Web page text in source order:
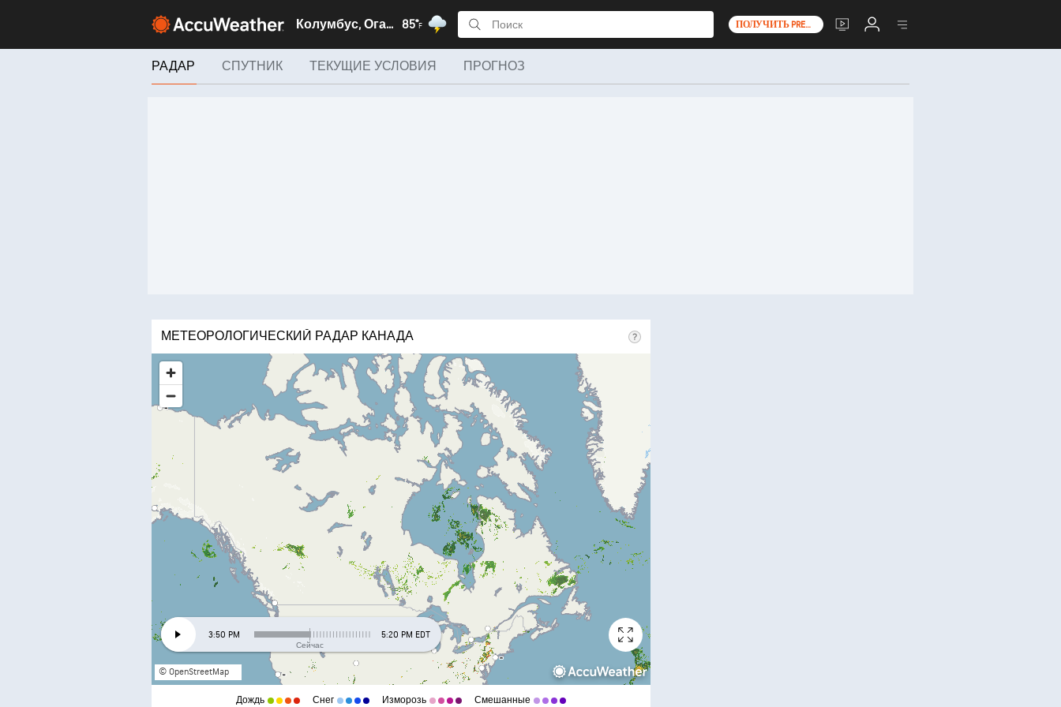
Колумбус, Огайо 85°F ПОЛУЧИТЬ PREMIUM+
РАДАР СПУТНИК ТЕКУЩИЕ УСЛОВИЯ ПРОГНОЗ
МЕТЕОРОЛОГИЧЕСКИЙ РАДАР КАНАДА
3:50 PM
Сейчас
5:20 PM EDT
© OpenStreetMap
Дождь Снег Изморозь Смешанные